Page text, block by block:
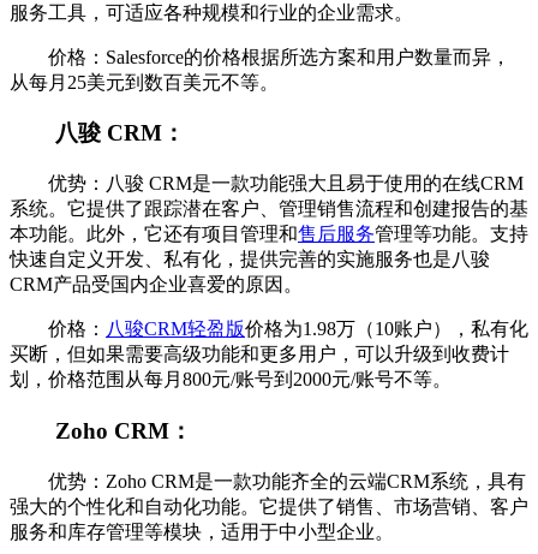
服务工具，可适应各种规模和行业的企业需求。
价格：Salesforce的价格根据所选方案和用户数量而异，
从每月25美元到数百美元不等。
八骏 CRM：
优势：八骏 CRM是一款功能强大且易于使用的在线CRM
系统。它提供了跟踪潜在客户、管理销售流程和创建报告的基
本功能。此外，它还有项目管理和售后服务管理等功能。支持
快速自定义开发、私有化，提供完善的实施服务也是八骏
CRM产品受国内企业喜爱的原因。
价格： 八骏CRM轻盈版价格为1.98万（10账户），私有化
买断，但如果需要高级功能和更多用户，可以升级到收费计
划，价格范围从每月800元/账号到2000元/账号不等。
Zoho CRM：
优势：Zoho CRM是一款功能齐全的云端CRM系统，具有
强大的个性化和自动化功能。它提供了销售、市场营销、客户
服务和库存管理等模块，适用于中小型企业。